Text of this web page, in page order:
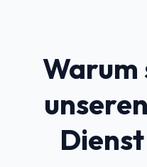
Warum
unseren